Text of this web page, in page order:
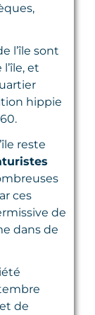
l’île sont
et
hippie
reste
ces
de
dans de
de